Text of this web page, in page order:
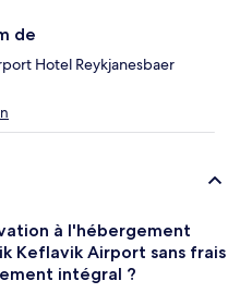
de
Hotel Reykjanesbaer
à l'hébergement
Keflavik Airport sans frais
intégral ?